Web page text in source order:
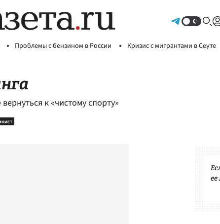
Проблемы с бензином в России Кризис с мигрантами в Сеуте
к «чистому спорту»
ее